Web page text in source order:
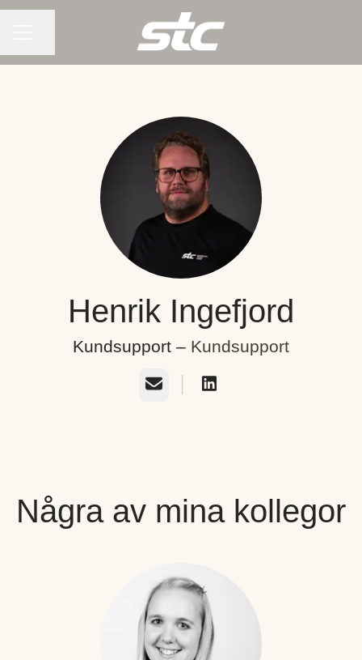
Henrik Ingefjord
Kundsupport – Kundsupport
E-post
Några av mina kollegor